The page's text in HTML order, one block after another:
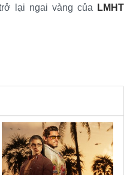
lại ngai vàng của
LMHT